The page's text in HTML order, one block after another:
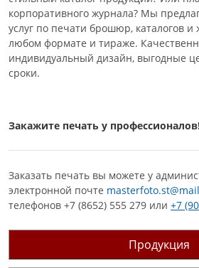
корпоративного журнала? Мы
услуг по печати брошюр, каталогов и
любом формате и тираже.
индивидуальный дизайн, выгодные
сроки.
Закажите печать у
Заказать печать вы можете у
электронной почте
телефонов +7 (8652) 555 279 или +7
Продукция